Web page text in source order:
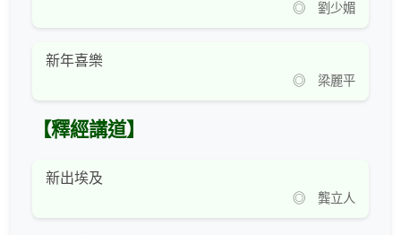
◎ 劉少媚
新年喜樂
◎ 梁麗平
【釋經講道】
新出埃及
◎ 龔立人